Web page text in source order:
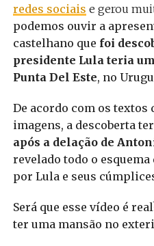
redes sociais e gerou
podemos ouvir a
castelhano que foi
presidente Lula teria
Punta Del Este, no
De acordo com os textos
imagens, a descoberta
após a delação de
revelado todo o
por Lula e seus
Será que esse vídeo é
ter uma mansão no